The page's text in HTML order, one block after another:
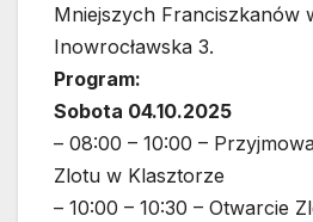
Mniejszych Franciszkanów
Inowrocławska 3.
Program:
Sobota 04.10.2025
– 08:00 – 10:00 –
Zlotu w Klasztorze
– 10:00 – 10:30 – Otwarcie